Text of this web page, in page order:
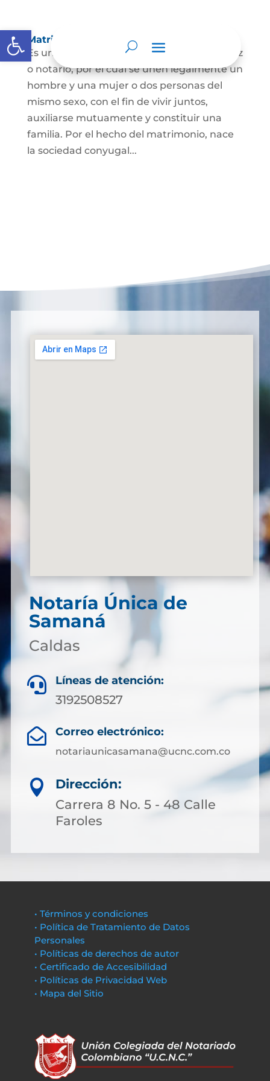
Abrir barra de herramientas
Matrimonio Civil
Es un contrato solemne celebrado ante juez
o notario, por el cual se unen legalmente un
hombre y una mujer o dos personas del
mismo sexo, con el fin de vivir juntos,
auxiliarse mutuamente y constituir una
familia. Por el hecho del matrimonio, nace
la sociedad conyugal...
Notaría Única de
Samaná
Caldas
 Líneas de atención:
3192508527
 Correo electrónico:
notariaunicasamana@ucnc.com.co

Dirección:
Carrera 8 No. 5 - 48 Calle
Faroles
• Términos y condiciones
• Política de Tratamiento de Datos
Personales
• Políticas de derechos de autor
• Certificado de Accesibilidad
• Políticas de Privacidad Web
• Mapa del Sitio